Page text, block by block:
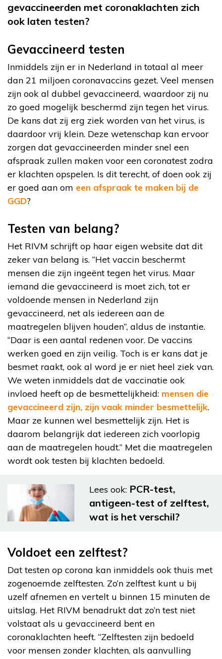
gevaccineerden met coronaklachten zich
ook laten testen?
Gevaccineerd testen
Inmiddels zijn er in Nederland in totaal al meer
dan 21 miljoen coronavaccins gezet. Veel mensen
zijn ook al dubbel gevaccineerd, waardoor zij nu
zo goed mogelijk beschermd zijn tegen het virus.
De kans dat zij erg ziek worden van het virus, is
daardoor vrij klein. Deze wetenschap kan ervoor
zorgen dat gevaccineerden minder snel een
afspraak zullen maken voor een coronatest zodra
er klachten opspelen. Is dit terecht, of doen ook zij
er goed aan om een afspraak te maken bij de
GGD?
Testen van belang?
Het RIVM schrijft op haar eigen website dat dit
zeker van belang is. “Het vaccin beschermt
mensen die zijn ingeënt tegen het virus. Maar
iemand die gevaccineerd is moet zich, tot er
voldoende mensen in Nederland zijn
gevaccineerd, net als iedereen aan de
maatregelen blijven houden”, aldus de instantie.
“Daar is een aantal redenen voor. De vaccins
werken goed en zijn veilig. Toch is er kans dat je
besmet raakt, ook al word je er niet heel ziek van.
We weten inmiddels dat de vaccinatie ook
invloed heeft op de besmettelijkheid: mensen die
gevaccineerd zijn, zijn vaak minder besmettelijk.
Maar ze kunnen wel besmettelijk zijn. Het is
daarom belangrijk dat iedereen zich voorlopig
aan de maatregelen houdt.” Met die maatregelen
wordt ook testen bij klachten bedoeld.
Lees ook: PCR-test,
antigeen-test of zelftest,
wat is het verschil?
Voldoet een zelftest?
Dat testen op corona kan inmiddels ook thuis met
zogenoemde zelftesten. Zo’n zelftest kunt u bij
uzelf afnemen en vertelt u binnen 15 minuten de
uitslag. Het RIVM benadrukt dat zo’n test niet
volstaat als u gevaccineerd bent en
coronaklachten heeft. “Zelftesten zijn bedoeld
voor mensen zonder klachten, als aanvulling